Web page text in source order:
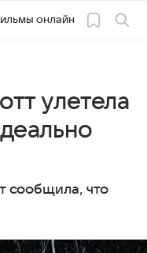
онлайн
улетела
сообщила, что